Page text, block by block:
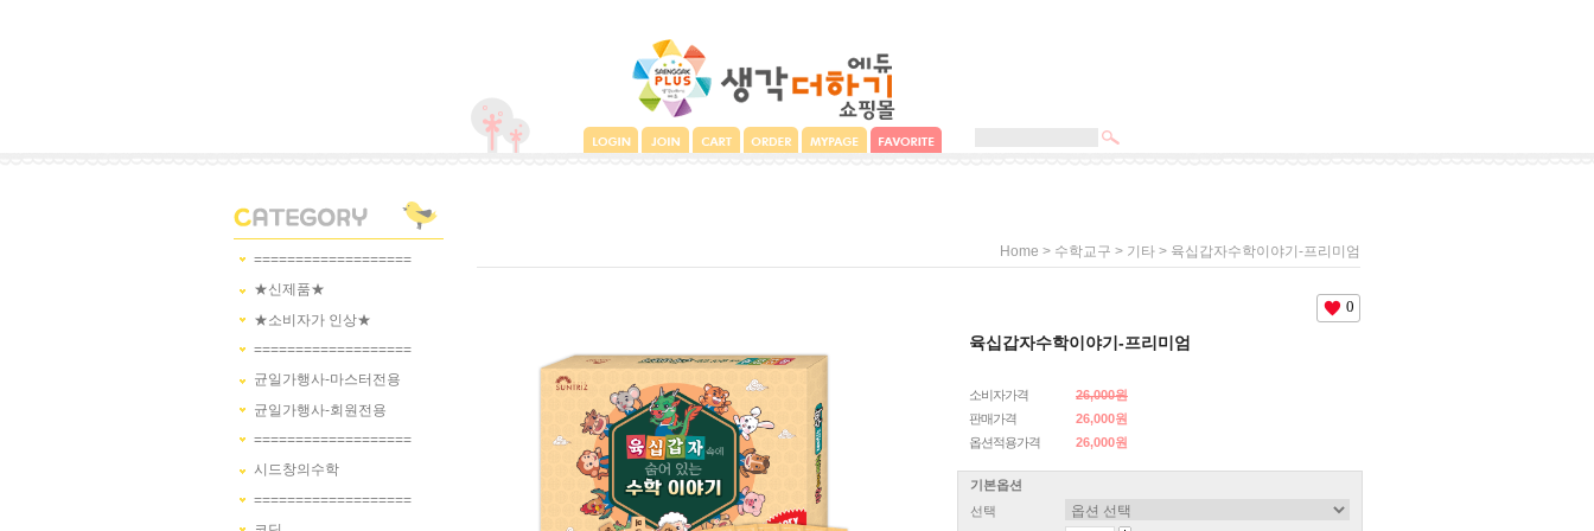
===================
★신제품★
★소비자가 인상★
===================
균일가행사-마스터전용
균일가행사-회원전용
===================
시드창의수학
===================
Home > 수학교구 > 기타 > 육십갑자수학이야기-프리미엄
0
육십갑자수학이야기-프리미엄
소비자가격
26,000원
판매가격
26,000원
옵션적용가격
26,000원
기본옵션
선택